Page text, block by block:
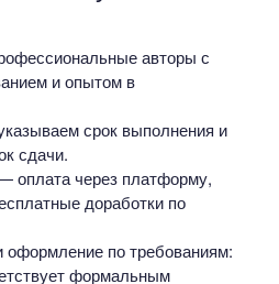
авторы с
и опытом в
срок выполнения и
сдачи.
оплата через платформу,
доработки по
оформление по требованиям:
формальным